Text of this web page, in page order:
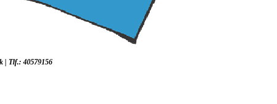
| Tlf.: 40579156